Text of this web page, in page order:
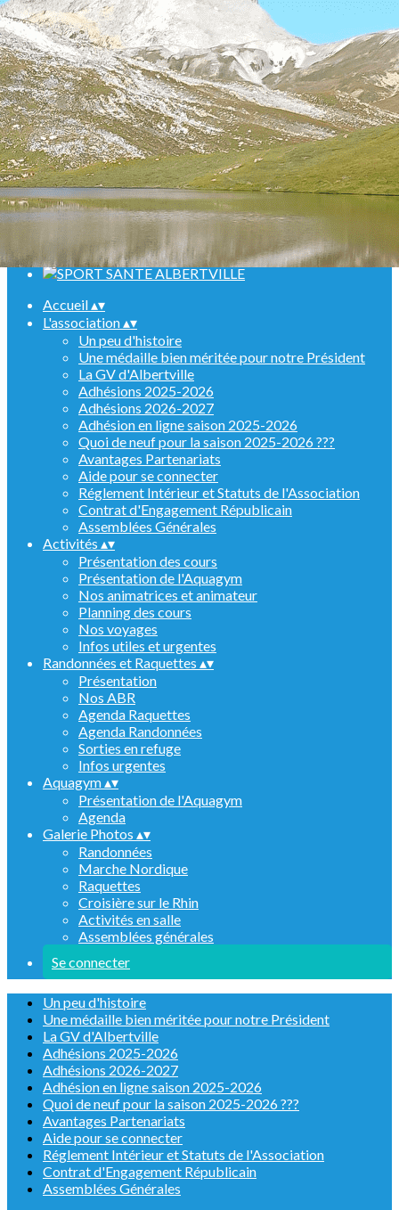
Menu
<
>
Randonnées
Marche Nordique
Raquettes
Croisière sur le Rhin
Activités en salle
Assemblées générales
Ajoutez un logo, un bouton, des réseaux sociaux
Cliquez pour éditer
Accueil▴▾
L'association▴▾
Un peu d'histoire
Une médaille bien méritée pour notre Président
La GV d'Albertville
Adhésions 2025-2026
Adhésions 2026-2027
Adhésion en ligne saison 2025-2026
Quoi de neuf pour la saison 2025-2026 ???
Avantages Partenariats
Aide pour se connecter
Réglement Intérieur et Statuts de l'Association
Contrat d'Engagement Républicain
Assemblées Générales
Activités ▴▾
Présentation des cours
Présentation de l'Aquagym
Nos animatrices et animateur
Planning des cours
Nos voyages
Infos utiles et urgentes
Randonnées et Raquettes ▴▾
Présentation
Nos ABR
Agenda Raquettes
Agenda Randonnées
Sorties en refuge
Infos urgentes
Aquagym▴▾
Présentation de l'Aquagym
Agenda
Galerie Photos ▴▾
Randonnées
Marche Nordique
Raquettes
Croisière sur le Rhin
Activités en salle
Assemblées générales
Se connecter
Un peu d'histoire
Une médaille bien méritée pour notre Président
La GV d'Albertville
Adhésions 2025-2026
Adhésions 2026-2027
Adhésion en ligne saison 2025-2026
Quoi de neuf pour la saison 2025-2026 ???
Avantages Partenariats
Aide pour se connecter
Réglement Intérieur et Statuts de l'Association
Contrat d'Engagement Républicain
Assemblées Générales